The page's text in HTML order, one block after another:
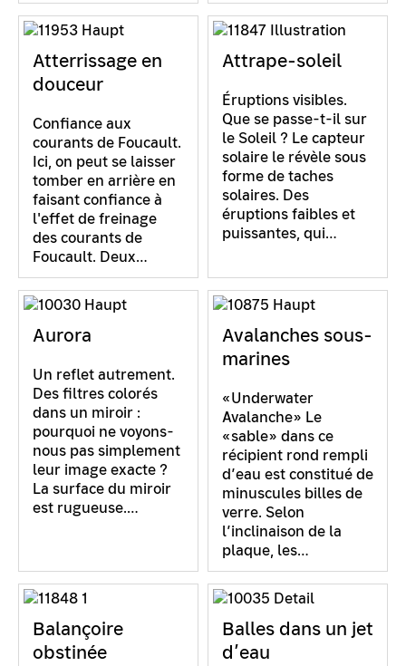
Atterrissage en
douceur
Confiance aux
courants de Foucault.
Ici, on peut se laisser
tomber en arrière en
faisant confiance à
l'effet de freinage
des courants de
Foucault. Deux…
Attrape-soleil
Éruptions visibles.
Que se passe-t-il sur
le Soleil ? Le capteur
solaire le révèle sous
forme de taches
solaires. Des
éruptions faibles et
puissantes, qui…
Aurora
Un reflet autrement.
Des filtres colorés
dans un miroir :
pourquoi ne voyons-
nous pas simplement
leur image exacte ?
La surface du miroir
est rugueuse.…
Avalanches sous-
marines
«Underwater
Avalanche» Le
«sable» dans ce
récipient rond rempli
d’eau est constitué de
minuscules billes de
verre. Selon
l’inclinaison de la
plaque, les…
Balançoire
obstinée
Balles dans un jet
d’eau